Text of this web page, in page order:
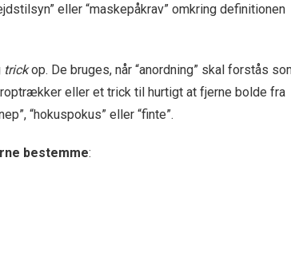
eller “maskepåkrav” omkring definitionen
trickop. De bruges, når “anordning” skal forstås
eller et trick til hurtigt at fjerne bolde fra
“hokuspokus” eller “finte”.
bestemme: